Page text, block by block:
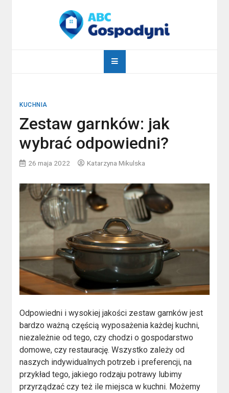
abcgospodyni.pl
KUCHNIA
Zestaw garnków: jak
wybrać odpowiedni?
26 maja 2022 Katarzyna Mikulska
Odpowiedni i wysokiej jakości zestaw garnków jest
bardzo ważną częścią wyposażenia każdej kuchni,
niezależnie od tego, czy chodzi o gospodarstwo
domowe, czy restaurację. Wszystko zależy od
naszych indywidualnych potrzeb i preferencji, na
przykład tego, jakiego rodzaju potrawy lubimy
przyrządzać czy też ile miejsca w kuchni. Możemy